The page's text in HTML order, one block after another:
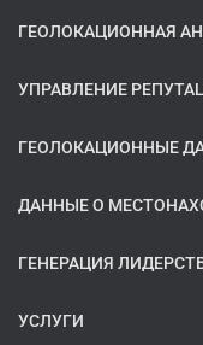
ГЕОЛОКАЦИОННАЯ
УПРАВЛЕНИЕ
ГЕОЛОКАЦИОННЫЕ
ДАННЫЕ О
ГЕНЕРАЦИЯ
УСЛУГИ